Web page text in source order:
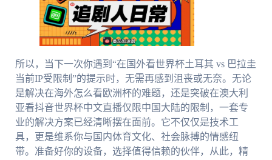
所以，当下一次你遇到“在国外看世界杯土耳其 vs 巴拉圭
当前IP受限制”的提示时，无需再感到沮丧或无奈。无论
是解决在海外怎么看欧洲杯的难题，还是突破在澳大利
亚看抖音世界杯中文直播仅限中国大陆的限制，一套专
业的解决方案已经清晰摆在面前。它不仅仅是技术工
具，更是维系你与国内体育文化、社会脉搏的情感纽
带。准备好你的设备，选择值得信赖的伙伴，从此，精